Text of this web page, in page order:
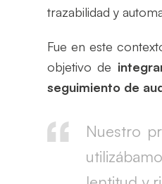
trazabilidad y
Fue en este
objetivo de
seguimiento de
Nuestro